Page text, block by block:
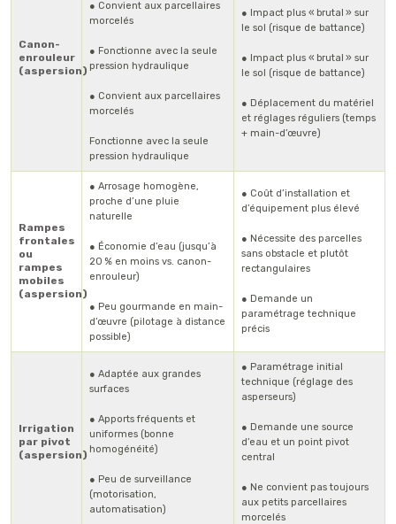
Canon-
enrouleur
(aspersion)
● Convient aux parcellaires
morcelés
● Fonctionne avec la seule
pression hydraulique
● Convient aux parcellaires
morcelés
Fonctionne avec la seule
pression hydraulique
● Impact plus « brutal » sur
le sol (risque de battance)
● Impact plus « brutal » sur
le sol (risque de battance)
● Déplacement du matériel
et réglages réguliers (temps
+ main-d’œuvre)
Rampes
frontales
ou
rampes
mobiles
(aspersion)
● Arrosage homogène,
proche d’une pluie
naturelle
● Économie d’eau (jusqu’à
20 % en moins vs. canon-
enrouleur)
● Peu gourmande en main-
d’œuvre (pilotage à distance
possible)
● Coût d’installation et
d’équipement plus élevé
● Nécessite des parcelles
sans obstacle et plutôt
rectangulaires
● Demande un
paramétrage technique
précis
Irrigation
par pivot
(aspersion)
● Adaptée aux grandes
surfaces
● Apports fréquents et
uniformes (bonne
homogénéité)
● Peu de surveillance
(motorisation,
automatisation)
● Paramétrage initial
technique (réglage des
asperseurs)
● Demande une source
d’eau et un point pivot
central
● Ne convient pas toujours
aux petits parcellaires
morcelés